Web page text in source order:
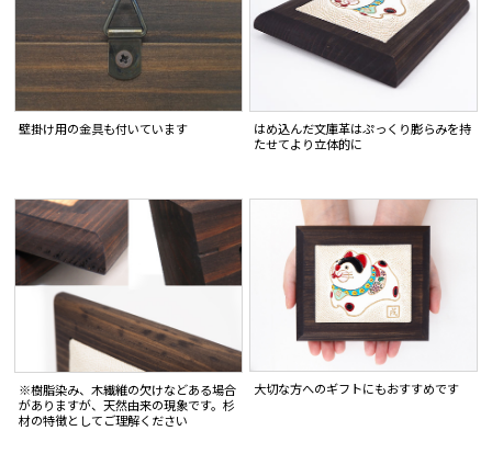
壁掛け用の金具も付いています
はめ込んだ文庫革はぷっくり膨らみを持
たせてより立体的に
※樹脂染み、木繊維の欠けなどある場合
がありますが、天然由来の現象です。杉
材の特徴としてご理解ください
大切な方へのギフトにもおすすめです